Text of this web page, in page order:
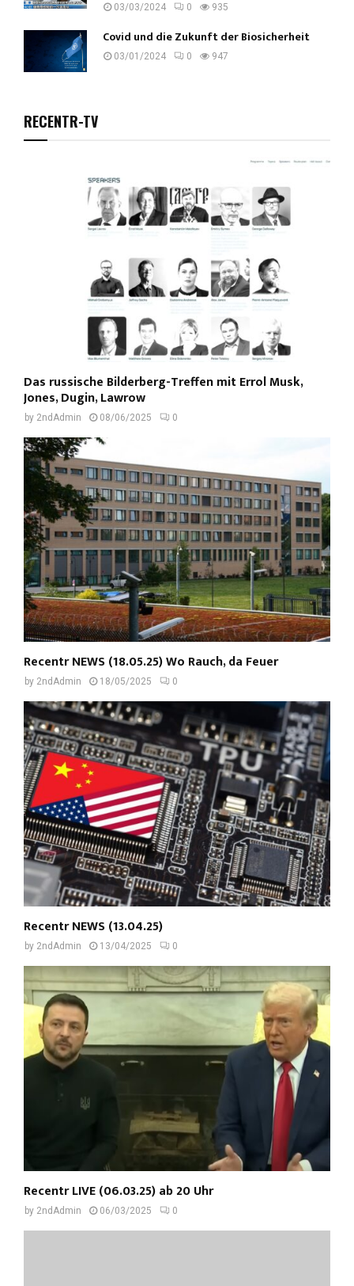
03/03/2024 0 935
Covid und die Zukunft der Biosicherheit
03/01/2024 0 947
RECENTR-TV
Das russische Bilderberg-Treffen mit Errol Musk,
Jones, Dugin, Lawrow
by 2ndAdmin 08/06/2025 0
Recentr NEWS (18.05.25) Wo Rauch, da Feuer
by 2ndAdmin 18/05/2025 0
Recentr NEWS (13.04.25)
by 2ndAdmin 13/04/2025 0
Recentr LIVE (06.03.25) ab 20 Uhr
by 2ndAdmin 06/03/2025 0